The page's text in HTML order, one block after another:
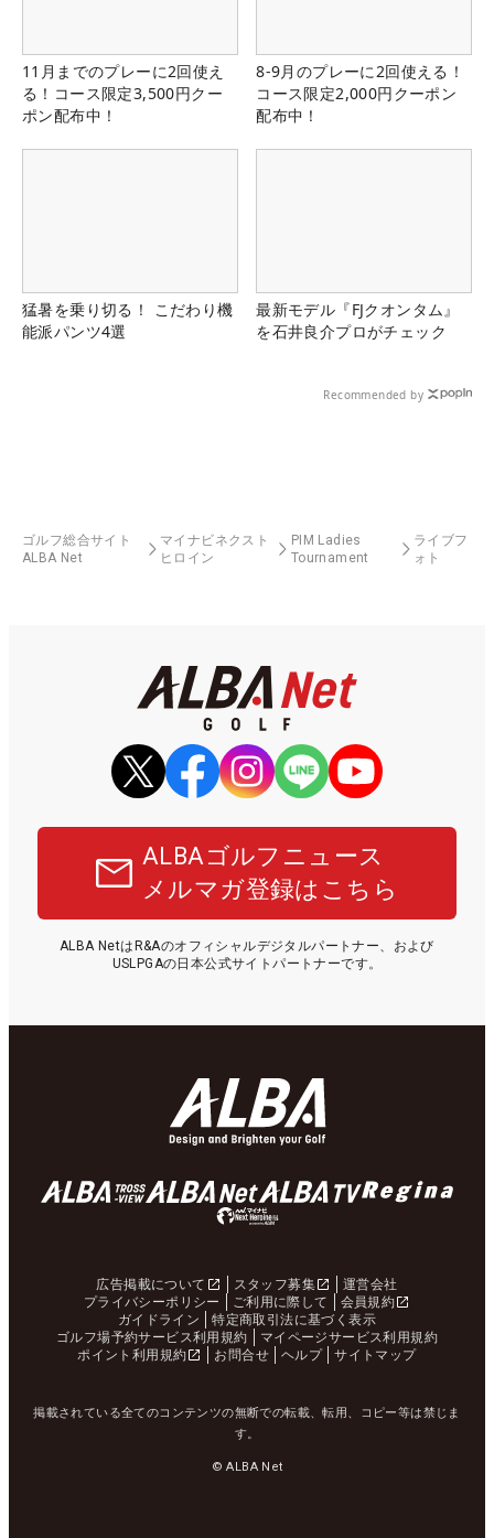
11月までのプレーに2回使え
る！コース限定3,500円クー
ポン配布中！
8-9月のプレーに2回使える！
コース限定2,000円クーポン
配布中！
猛暑を乗り切る！ こだわり機
能派パンツ4選
最新モデル『FJクオンタム』
を石井良介プロがチェック
Recommended by
ゴルフ総合サイト
ALBA Net
マイナビネクスト
ヒロイン
PIM Ladies
Tournament
ライブフ
ォト
ALBAゴルフニュース
メルマガ登録はこちら
ALBA NetはR&Aのオフィシャルデジタルパートナー、および
USLPGAの日本公式サイトパートナーです。
広告掲載について スタッフ募集
運営会社
プライバシーポリシー
ご利用に際して
会員規約
ガイドライン
特定商取引法に基づく表示
ゴルフ場予約サービス利用規約
マイページサービス利用規約
ポイント利用規約
お問合せ ヘルプ サイトマップ
掲載されている全てのコンテンツの無断での転載、転用、コピー等は禁じま
す。
© ALBA Net